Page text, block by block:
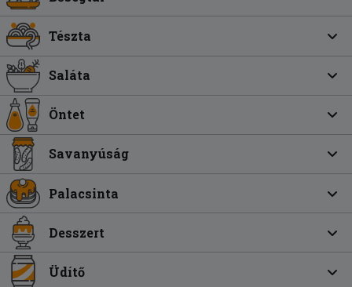
Tészta
Saláta
Öntet
Savanyúság
Palacsinta
Desszert
Üdítő